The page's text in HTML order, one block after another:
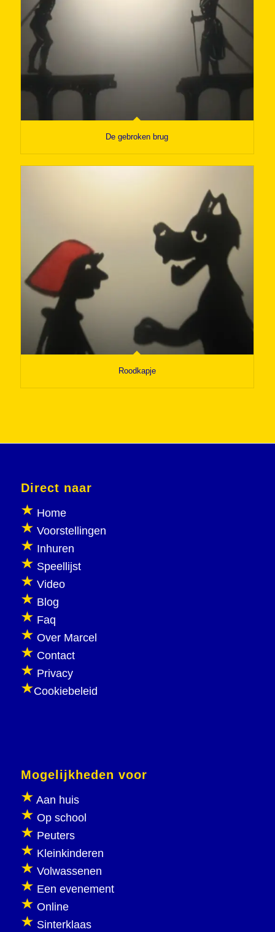
De gebroken brug
Roodkapje
Direct naar
Home
Voorstellingen
Inhuren
Speellijst
Video
Blog
Faq
Over Marcel
Contact
Privacy
Cookiebeleid
Mogelijkheden voor
Aan huis
Op school
Peuters
Kleinkinderen
Volwassenen
Een evenement
Online
Sinterklaas